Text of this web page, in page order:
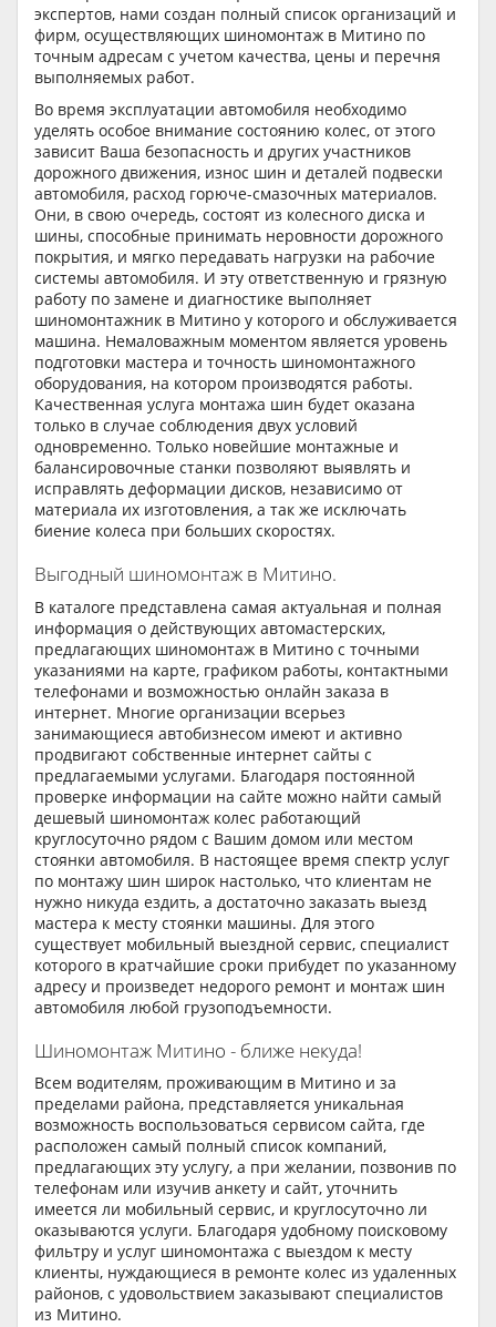
экспертов, нами создан полный список организаций и
фирм, осуществляющих шиномонтаж в Митино по
точным адресам с учетом качества, цены и перечня
выполняемых работ.
Во время эксплуатации автомобиля необходимо
уделять особое внимание состоянию колес, от этого
зависит Ваша безопасность и других участников
дорожного движения, износ шин и деталей подвески
автомобиля, расход горюче-смазочных материалов.
Они, в свою очередь, состоят из колесного диска и
шины, способные принимать неровности дорожного
покрытия, и мягко передавать нагрузки на рабочие
системы автомобиля. И эту ответственную и грязную
работу по замене и диагностике выполняет
шиномонтажник в Митино у которого и обслуживается
машина. Немаловажным моментом является уровень
подготовки мастера и точность шиномонтажного
оборудования, на котором производятся работы.
Качественная услуга монтажа шин будет оказана
только в случае соблюдения двух условий
одновременно. Только новейшие монтажные и
балансировочные станки позволяют выявлять и
исправлять деформации дисков, независимо от
материала их изготовления, а так же исключать
биение колеса при больших скоростях.
Выгодный шиномонтаж в Митино.
В каталоге представлена самая актуальная и полная
информация о действующих автомастерских,
предлагающих шиномонтаж в Митино с точными
указаниями на карте, графиком работы, контактными
телефонами и возможностью онлайн заказа в
интернет. Многие организации всерьез
занимающиеся автобизнесом имеют и активно
продвигают собственные интернет сайты с
предлагаемыми услугами. Благодаря постоянной
проверке информации на сайте можно найти самый
дешевый шиномонтаж колес работающий
круглосуточно рядом с Вашим домом или местом
стоянки автомобиля. В настоящее время спектр услуг
по монтажу шин широк настолько, что клиентам не
нужно никуда ездить, а достаточно заказать выезд
мастера к месту стоянки машины. Для этого
существует мобильный выездной сервис, специалист
которого в кратчайшие сроки прибудет по указанному
адресу и произведет недорого ремонт и монтаж шин
автомобиля любой грузоподъемности.
Шиномонтаж Митино - ближе некуда!
Всем водителям, проживающим в Митино и за
пределами района, представляется уникальная
возможность воспользоваться сервисом сайта, где
расположен самый полный список компаний,
предлагающих эту услугу, а при желании, позвонив по
телефонам или изучив анкету и сайт, уточнить
имеется ли мобильный сервис, и круглосуточно ли
оказываются услуги. Благодаря удобному поисковому
фильтру и услуг шиномонтажа с выездом к месту
клиенты, нуждающиеся в ремонте колес из удаленных
районов, с удовольствием заказывают специалистов
из Митино.